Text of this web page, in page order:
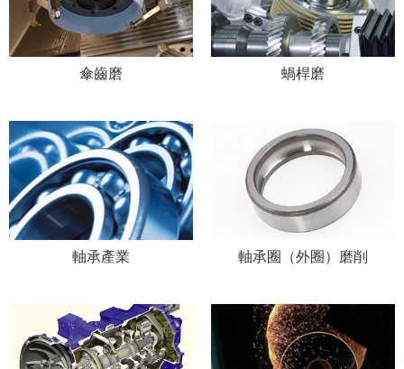
傘齒磨 蝸桿磨
軸承產業 軸承圈（外圈）磨削